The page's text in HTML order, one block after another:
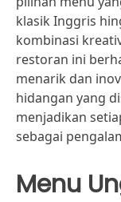
klasik Inggris
kombinasi
restoran ini
menarik dan
hidangan yang
menjadikan
sebagai
Menu